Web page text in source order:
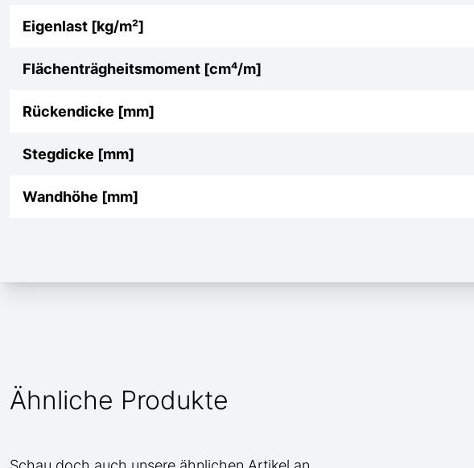
Eigenlast [kg/m²]
Flächenträgheitsmoment [cm⁴/m]
Rückendicke [mm]
Stegdicke [mm]
Wandhöhe [mm]
Ähnliche Produkte